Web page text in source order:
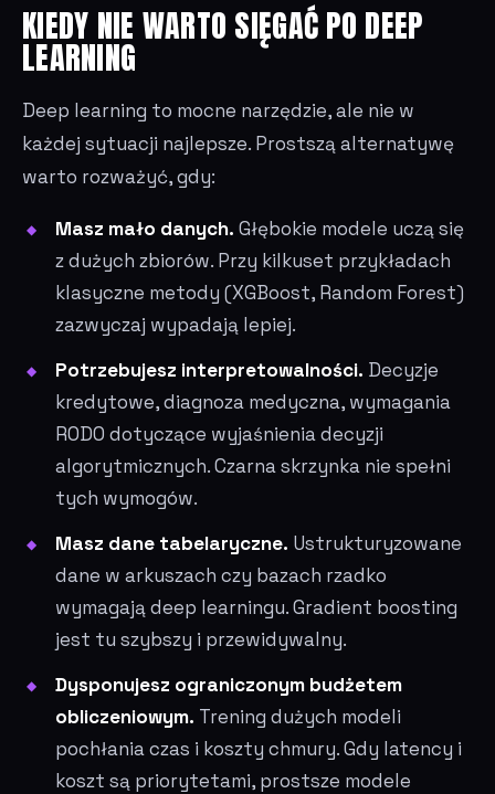
KIEDY NIE WARTO SIĘGAĆ PO DEEP
LEARNING
Deep learning to mocne narzędzie, ale nie w
każdej sytuacji najlepsze. Prostszą alternatywę
warto rozważyć, gdy:
Masz mało danych. Głębokie modele uczą się
z dużych zbiorów. Przy kilkuset przykładach
klasyczne metody (XGBoost, Random Forest)
zazwyczaj wypadają lepiej.
Potrzebujesz interpretowalności. Decyzje
kredytowe, diagnoza medyczna, wymagania
RODO dotyczące wyjaśnienia decyzji
algorytmicznych. Czarna skrzynka nie spełni
tych wymogów.
Masz dane tabelaryczne. Ustrukturyzowane
dane w arkuszach czy bazach rzadko
wymagają deep learningu. Gradient boosting
jest tu szybszy i przewidywalny.
Dysponujesz ograniczonym budżetem
obliczeniowym. Trening dużych modeli
pochłania czas i koszty chmury. Gdy latency i
koszt są priorytetami, prostsze modele